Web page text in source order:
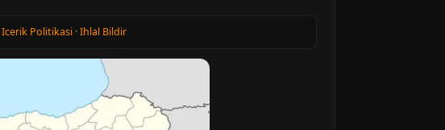
Icerik Politikasi ·Ihlal Bildir